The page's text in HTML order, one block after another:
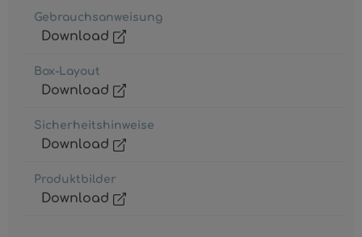
Gebrauchsanweisung
Download
Box-Layout
Download
Sicherheitshinweise
Download
Produktbilder
Download